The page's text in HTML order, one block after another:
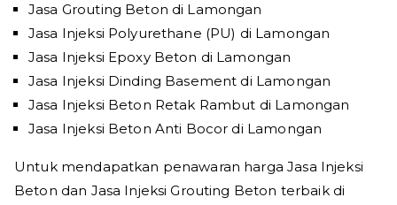
Jasa Grouting Beton di Lamongan
Jasa Injeksi Polyurethane (PU) di Lamongan
Jasa Injeksi Epoxy Beton di Lamongan
Jasa Injeksi Dinding Basement di Lamongan
Jasa Injeksi Beton Retak Rambut di Lamongan
Jasa Injeksi Beton Anti Bocor di Lamongan
Untuk mendapatkan penawaran harga Jasa Injeksi
Beton dan Jasa Injeksi Grouting Beton terbaik di